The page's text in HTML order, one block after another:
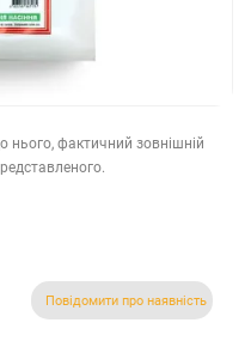
нього, фактичний зовнішній
Повідомити про наявність